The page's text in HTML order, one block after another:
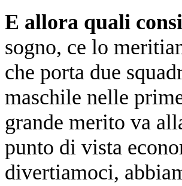
E allora quali
sogno, ce lo
che porta due
maschile nelle
grande merito va
punto di vista
divertiamoci,